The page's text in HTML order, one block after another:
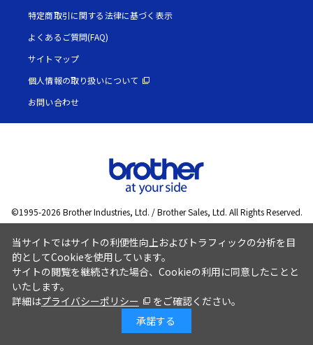
特定商取引に関する法律に基づく表示
よくあるご質問(FAQ)
サイトマップ
個人情報の取り扱いについて
お問い合わせ
©1995-2026 Brother Industries, Ltd. / Brother Sales, Ltd. All Rights Reserved.
当サイトではサイトの利便性向上およびトラフィックの分析を目
的としてCookieを使用しています。
サイトの閲覧を継続された場合、Cookieの利用に同意したことと
いたします。
詳細はプライバシーポリシー
をご確認ください。
承諾する